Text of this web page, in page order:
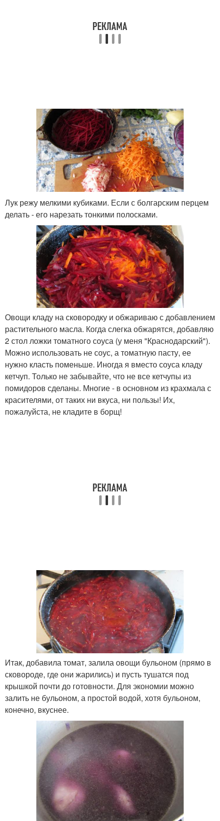
Лук режу мелкими кубиками. Если с болгарским перцем
делать - его нарезать тонкими полосками.
Овощи кладу на сковородку и обжариваю с добавлением
растительного масла. Когда слегка обжарятся, добавляю
2 стол ложки томатного соуса (у меня "Краснодарский").
Можно использовать не соус, а томатную пасту, ее
нужно класть поменьше. Иногда я вместо соуса кладу
кетчуп. Только не забывайте, что не все кетчупы из
помидоров сделаны. Многие - в основном из крахмала с
красителями, от таких ни вкуса, ни пользы! Их,
пожалуйста, не кладите в борщ!
Итак, добавила томат, залила овощи бульоном (прямо в
сковороде, где они жарились) и пусть тушатся под
крышкой почти до готовности. Для экономии можно
залить не бульоном, а простой водой, хотя бульоном,
конечно, вкуснее.